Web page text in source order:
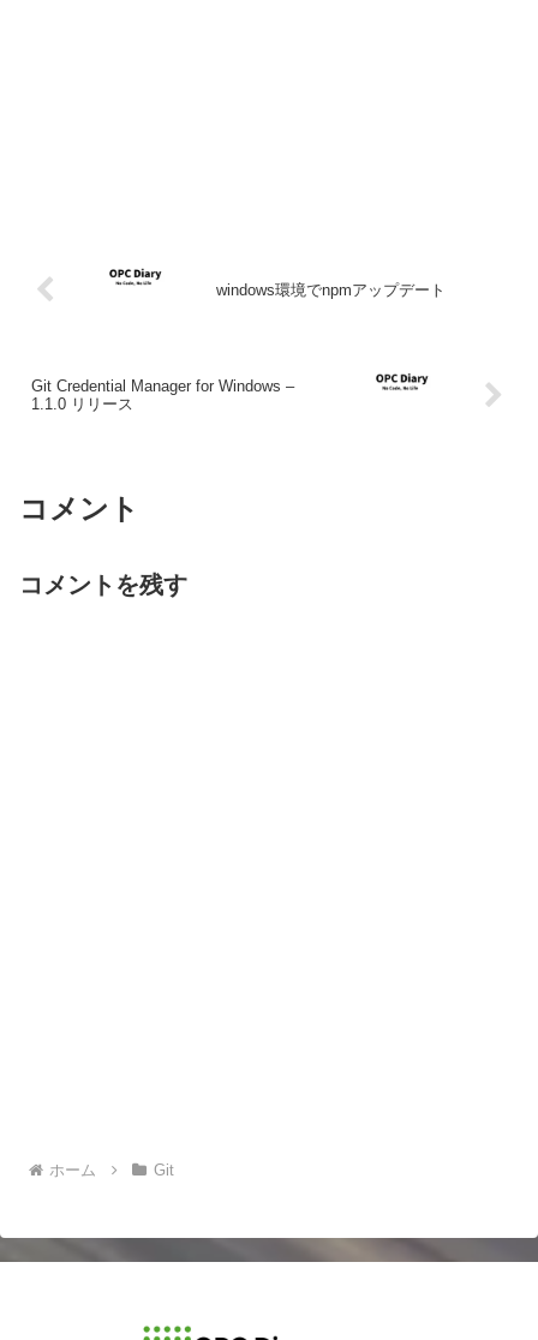
windows環境でnpmアップデート
Git Credential Manager for Windows –
1.1.0 リリース
コメント
コメントを残す
ホーム Git